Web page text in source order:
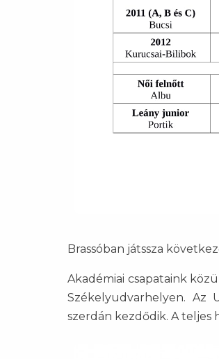
Brassóban játssza
Akadémiai csapataink
Székelyudvarhelyen. Az
szerdán kezdődik. A